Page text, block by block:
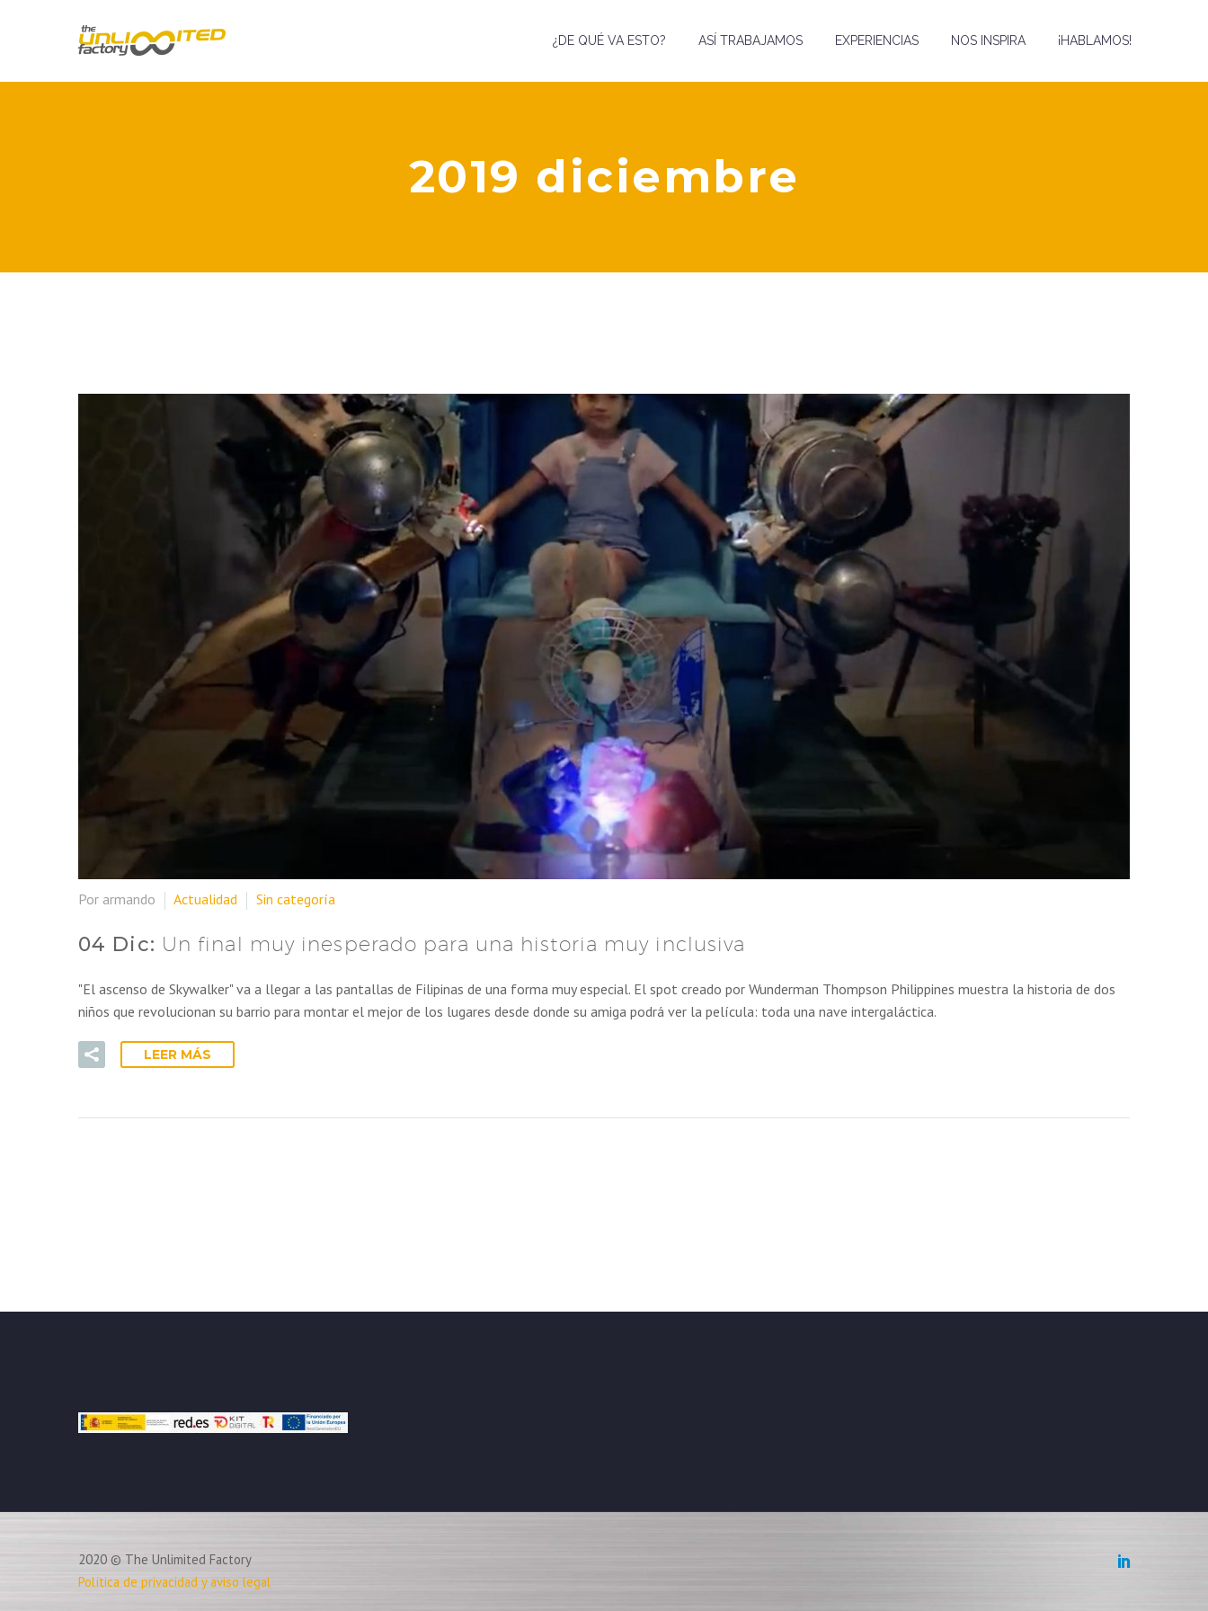
¿DE QUÉ VA ESTO? ASÍ TRABAJAMOS EXPERIENCIAS NOS INSPIRA ¡HABLAMOS!
2019 diciembre
Por armando Actualidad Sin categoría
04 Dic: Un final muy inesperado para una historia muy inclusiva
"El ascenso de Skywalker" va a llegar a las pantallas de Filipinas de una forma muy especial. El spot creado por Wunderman Thompson Philippines muestra la historia de dos
niños que revolucionan su barrio para montar el mejor de los lugares desde donde su amiga podrá ver la película: toda una nave intergaláctica.
LEER MÁS
2020 © The Unlimited Factory
Política de privacidad y aviso legal